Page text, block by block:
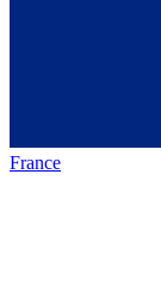
France